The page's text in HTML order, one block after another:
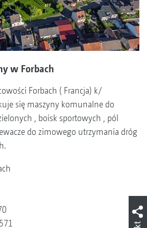
w Forbach
Forbach ( Francja) k/
się maszyny komunalne do
, boisk sportowych , pól
do zimowego utrzymania dróg